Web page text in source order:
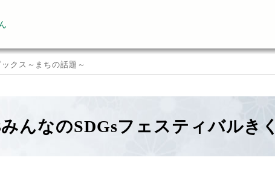
ックス～まちの話題～
みんなのSDGsフェスティバルき